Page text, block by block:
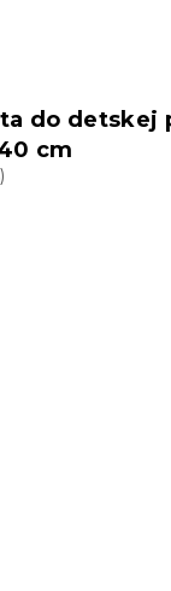
do detskej
cm